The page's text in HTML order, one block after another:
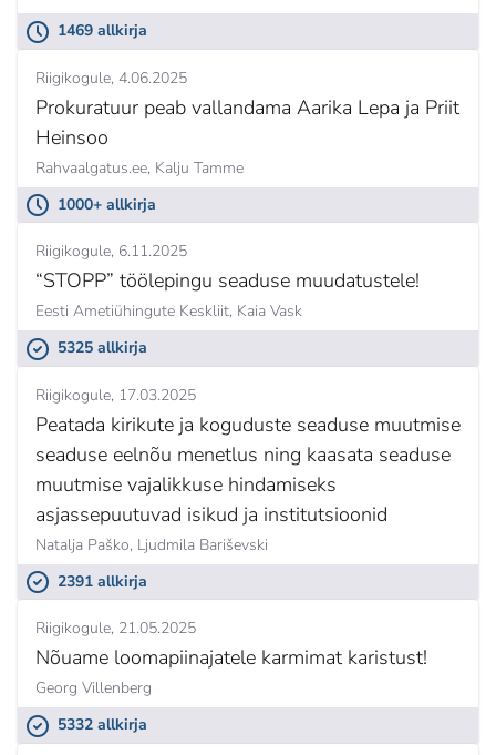
1469 allkirja
Riigikogule 4.06.2025
Prokuratuur peab vallandama Aarika Lepa ja Priit
Heinsoo
Rahvaalgatus.ee, Kalju Tamme
1000+ allkirja
Riigikogule 6.11.2025
“STOPP” töölepingu seaduse muudatustele!
Eesti Ametiühingute Keskliit, Kaia Vask
5325 allkirja
Riigikogule 17.03.2025
Peatada kirikute ja koguduste seaduse muutmise
seaduse eelnõu menetlus ning kaasata seaduse
muutmise vajalikkuse hindamiseks
asjassepuutuvad isikud ja institutsioonid
Natalja Paško, Ljudmila Bariševski
2391 allkirja
Riigikogule 21.05.2025
Nõuame loomapiinajatele karmimat karistust!
Georg Villenberg
5332 allkirja